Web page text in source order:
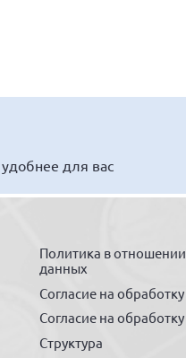
для вас
Политика в
данных
Согласие на
Согласие на
Структура